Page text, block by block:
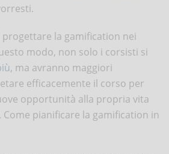
la gamification nei
modo, non solo i corsisti si
, ma avranno maggiori
efficacemente il corso per
opportunità alla propria vita
pianificare la gamification in